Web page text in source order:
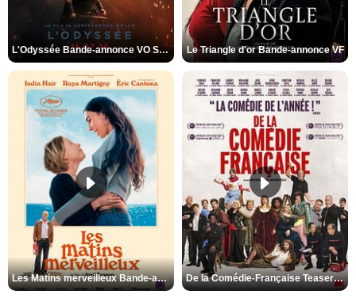
L'Odyssée Bande-annonce VO STFR Le Triangle d'or Bande-annonce VF
Les Matins merveilleux Bande-annonce VF De la Comédie-Française Teaser VF